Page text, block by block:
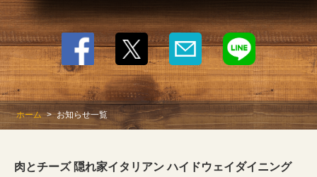
ホーム お知らせ一覧
肉とチーズ 隠れ家イタリアン ハイドウェイダイニング